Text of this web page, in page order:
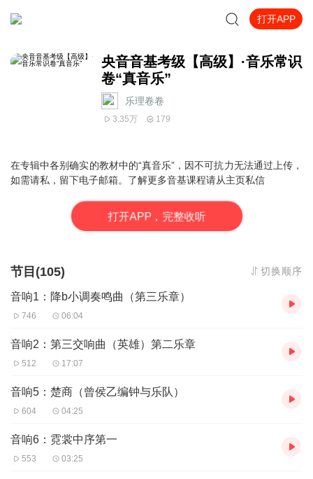
打开APP
央音音基考级【高级】·音乐常识
卷“真音乐”
乐理卷卷
3.35万 179
在专辑中各别确实的教材中的“真音乐”，因不可抗力无法通过上传，
如需请私，留下电子邮箱。 了解更多音基课程请从主页私信
打开APP，完整收听
节目(105) 切换顺序
音响1：降b小调奏鸣曲（第三乐章）
746 06:04
音响2：第三交响曲（英雄）第二乐章
512 17:07
音响5：楚商（曾侯乙编钟与乐队）
604 04:25
音响6：霓裳中序第一
553 03:25